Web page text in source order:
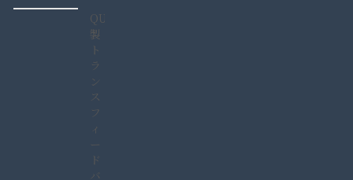
QUCC
製
ト
ラ
ン
ス
フ
ィ
ー
ド
バ